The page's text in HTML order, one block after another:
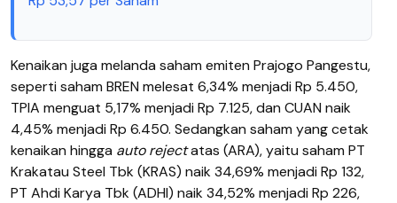
Kenaikan juga melanda saham emiten Prajogo Pangestu,
seperti saham BREN melesat 6,34% menjadi Rp 5.450,
TPIA menguat 5,17% menjadi Rp 7.125, dan CUAN naik
4,45% menjadi Rp 6.450. Sedangkan saham yang cetak
kenaikan hingga auto rejectatas (ARA), yaitu saham PT
Krakatau Steel Tbk (KRAS) naik 34,69% menjadi Rp 132,
PT Ahdi Karya Tbk (ADHI) naik 34,52% menjadi Rp 226,